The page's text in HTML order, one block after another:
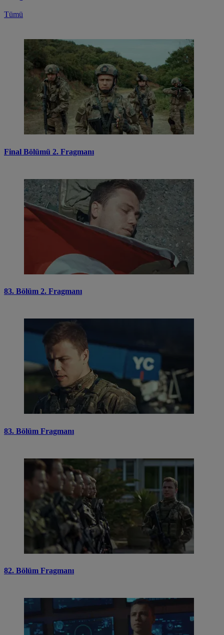
Tümü
Final Bölümü 2. Fragmanı
83. Bölüm 2. Fragmanı
83. Bölüm Fragmanı
82. Bölüm Fragmanı